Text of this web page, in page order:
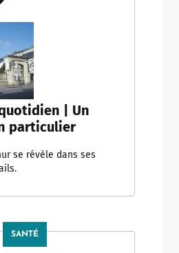
| Un
particulier
se révèle dans ses
SANTÉ